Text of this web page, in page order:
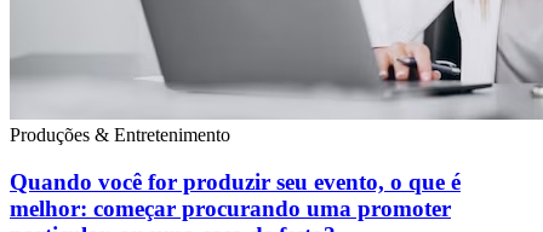
Produções & Entretenimento
Quando você for produzir seu evento, o que é
melhor: começar procurando uma promoter